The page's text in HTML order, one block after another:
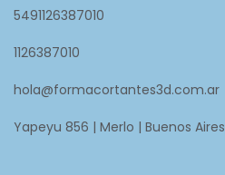
5491126387010
1126387010
hola@formacortantes3d.com.ar
Yapeyu 856 | Merlo | Buenos Aires